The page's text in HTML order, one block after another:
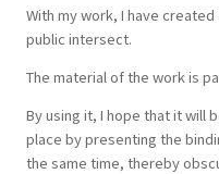
With my work, I have
public intersect.
The material of the work is
By using it, I hope that it will
place by presenting the
the same time, thereby